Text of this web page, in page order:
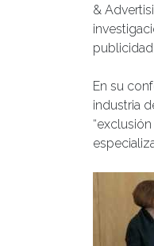
&
En su
industria